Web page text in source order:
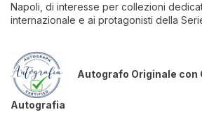
Napoli, di interesse per collezioni
internazionale e ai protagonisti della
Autografo Originale con
Autografia